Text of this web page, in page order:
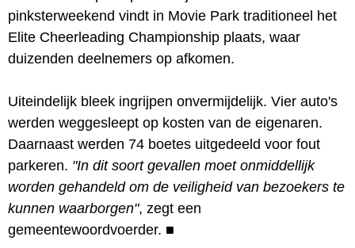
pinksterweekend vindt in Movie Park traditioneel het
Elite Cheerleading Championship plaats, waar
duizenden deelnemers op afkomen.
Uiteindelijk bleek ingrijpen onvermijdelijk. Vier auto's
werden weggesleept op kosten van de eigenaren.
Daarnaast werden 74 boetes uitgedeeld voor fout
parkeren. "In dit soort gevallen moet onmiddellijk
worden gehandeld om de veiligheid van bezoekers te
kunnen waarborgen", zegt een
gemeentewoordvoerder. ■